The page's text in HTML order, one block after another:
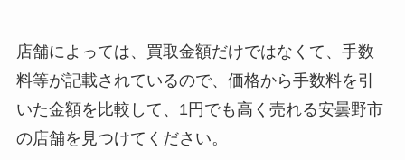
店舗によっては、買取金額だけではなくて、手数
料等が記載されているので、価格から手数料を引
いた金額を比較して、1円でも高く売れる安曇野市
の店舗を見つけてください。